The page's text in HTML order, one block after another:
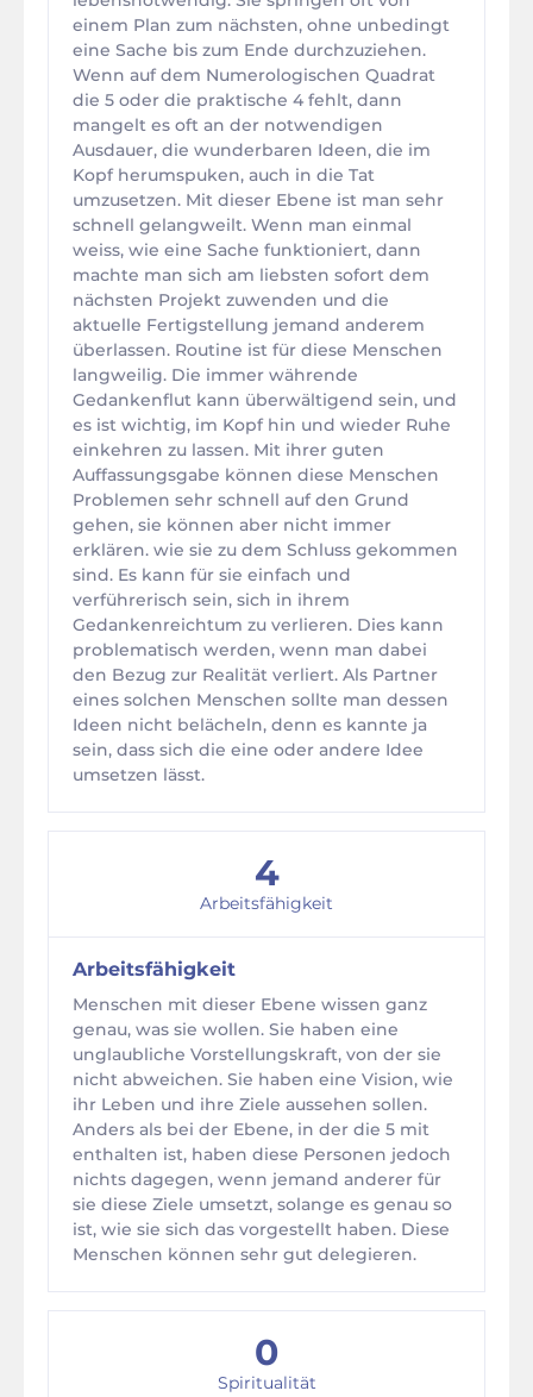
einem Plan zum nächsten, ohne unbedingt
eine Sache bis zum Ende durchzuziehen.
Wenn auf dem Numerologischen Quadrat
die 5 oder die praktische 4 fehlt, dann
mangelt es oft an der notwendigen
Ausdauer, die wunderbaren Ideen, die im
Kopf herumspuken, auch in die Tat
umzusetzen. Mit dieser Ebene ist man sehr
schnell gelangweilt. Wenn man einmal
weiss, wie eine Sache funktioniert, dann
machte man sich am liebsten sofort dem
nächsten Projekt zuwenden und die
aktuelle Fertigstellung jemand anderem
überlassen. Routine ist für diese Menschen
langweilig. Die immer währende
Gedankenflut kann überwältigend sein, und
es ist wichtig, im Kopf hin und wieder Ruhe
einkehren zu lassen. Mit ihrer guten
Auffassungsgabe können diese Menschen
Problemen sehr schnell auf den Grund
gehen, sie können aber nicht immer
erklären. wie sie zu dem Schluss gekommen
sind. Es kann für sie einfach und
verführerisch sein, sich in ihrem
Gedankenreichtum zu verlieren. Dies kann
problematisch werden, wenn man dabei
den Bezug zur Realität verliert. Als Partner
eines solchen Menschen sollte man dessen
Ideen nicht belächeln, denn es kannte ja
sein, dass sich die eine oder andere Idee
umsetzen lässt.
4
Arbeitsfähigkeit
Arbeitsfähigkeit
Menschen mit dieser Ebene wissen ganz
genau, was sie wollen. Sie haben eine
unglaubliche Vorstellungskraft, von der sie
nicht abweichen. Sie haben eine Vision, wie
ihr Leben und ihre Ziele aussehen sollen.
Anders als bei der Ebene, in der die 5 mit
enthalten ist, haben diese Personen jedoch
nichts dagegen, wenn jemand anderer für
sie diese Ziele umsetzt, solange es genau so
ist, wie sie sich das vorgestellt haben. Diese
Menschen können sehr gut delegieren.
0
Spiritualität